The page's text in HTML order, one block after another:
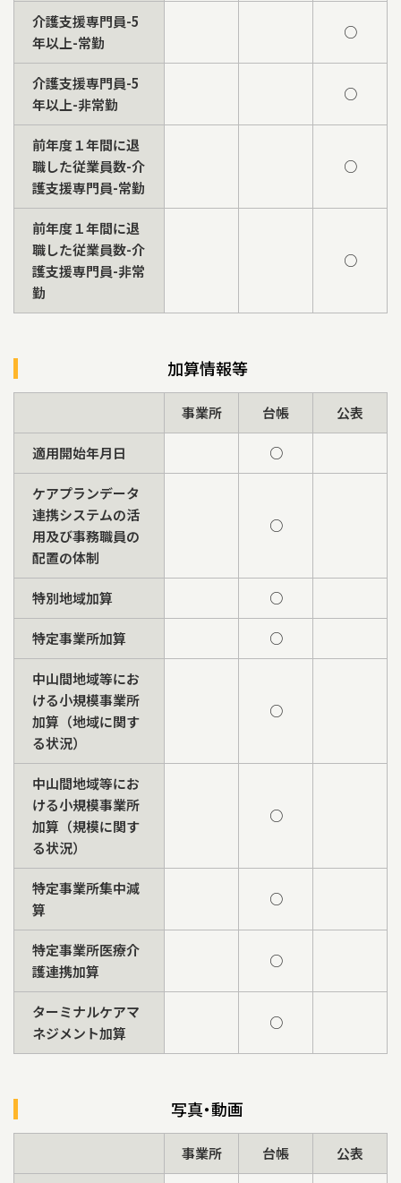
介護支援専門員-5
年以上-常勤
○
介護支援専門員-5
年以上-非常勤
○
前年度１年間に退
職した従業員数-介
護支援専門員-常勤
○
前年度１年間に退
職した従業員数-介
護支援専門員-非常
勤
○
加算情報等
事業所 台帳 公表
適用開始年月日 ○
ケアプランデータ
連携システムの活
用及び事務職員の
配置の体制
○
特別地域加算 ○
特定事業所加算 ○
中山間地域等にお
ける小規模事業所
加算（地域に関す
る状況）
○
中山間地域等にお
ける小規模事業所
加算（規模に関す
る状況）
○
特定事業所集中減
算
○
特定事業所医療介
護連携加算
○
ターミナルケアマ
ネジメント加算
○
写真・動画
事業所 台帳 公表